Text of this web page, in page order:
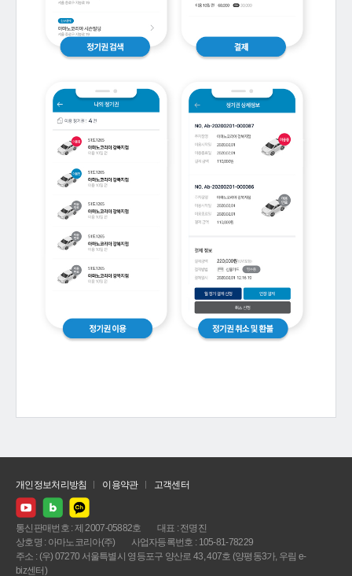
개인정보처리방침 이용약관 고객센터
통신판매번호 : 제 2007-05882호
대표 : 전명진
상호명 : 아마노코리아(주)
사업자등록번호 : 105-81-78229
주소 : (우) 07270 서울특별시 영등포구 양산로 43, 407호 (양평동3가, 우림 e-
biz센터)